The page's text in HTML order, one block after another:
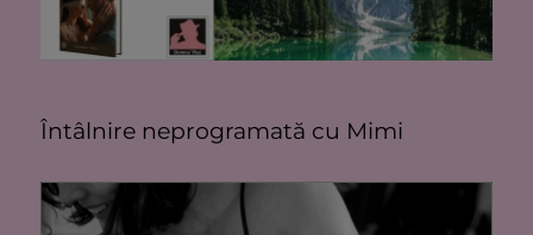
Întâlnire neprogramată cu Mimi